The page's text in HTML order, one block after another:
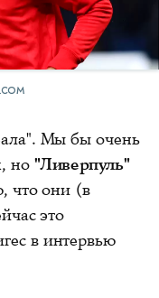
Мы бы очень
но "Ливерпуль"
что они (в
это
в интервью